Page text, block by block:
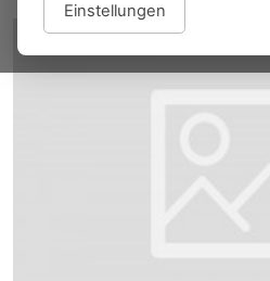
Einstellungen